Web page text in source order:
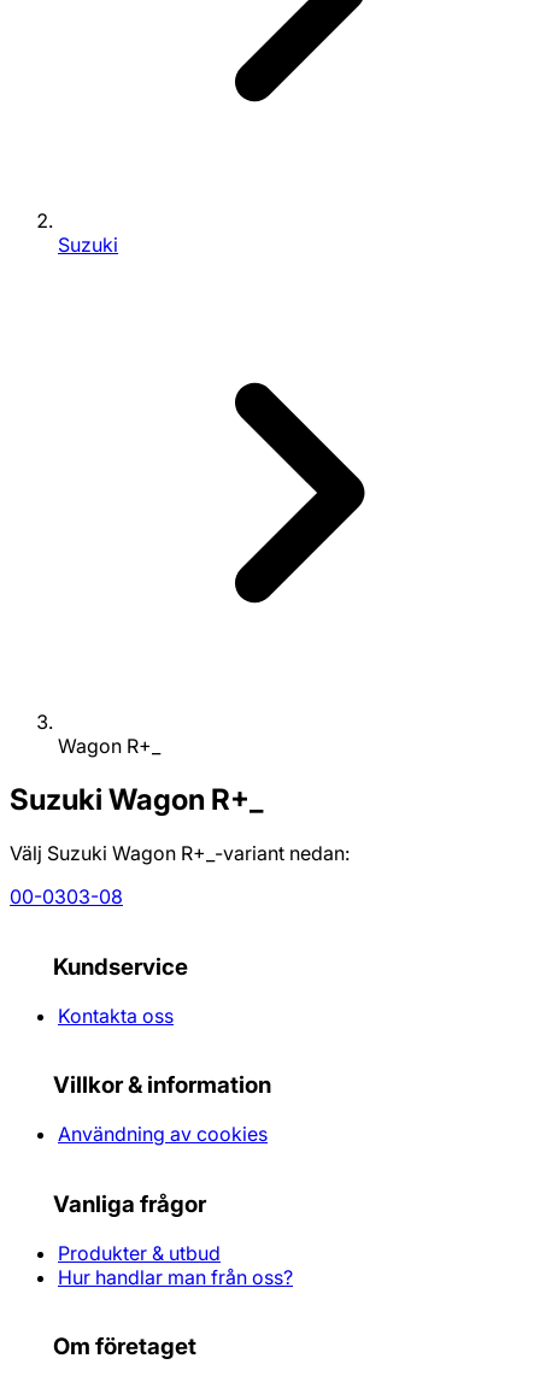
Suzuki
Wagon R+_
Suzuki Wagon R+_
Välj Suzuki Wagon R+_-variant nedan:
00-0303-08
Kundservice
Kontakta oss
Villkor & information
Användning av cookies
Vanliga frågor
Produkter & utbud
Hur handlar man från oss?
Om företaget